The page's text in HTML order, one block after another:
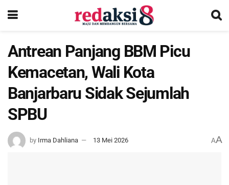
Antrean Panjang BBM Picu
Kemacetan, Wali Kota
Banjarbaru Sidak Sejumlah
SPBU
by Irma Dahliana 13 Mei 2026 AA